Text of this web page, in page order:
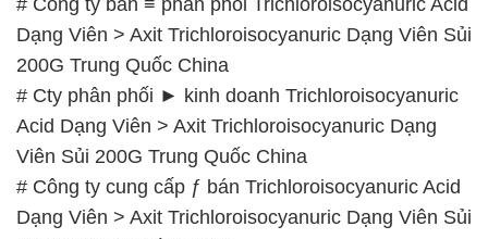
# Đơn vị chuyên phân phối | cung ứng
Trichloroisocyanuric Acid Dạng Viên > Axit
Trichloroisocyanuric Dạng Viên Sủi 200G Trung
Quốc China
# Công ty chuyên bán ← phân phối
Trichloroisocyanuric Acid Dạng Viên > Axit
Trichloroisocyanuric Dạng Viên Sủi 200G Trung
Quốc China